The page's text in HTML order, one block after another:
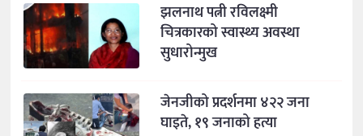
झलनाथ पत्नी रविलक्ष्मी
चित्रकारको स्वास्थ्य अवस्था
सुधारोन्मुख
जेनजीको प्रदर्शनमा ४२२ जना
घाइते, १९ जनाको हत्या